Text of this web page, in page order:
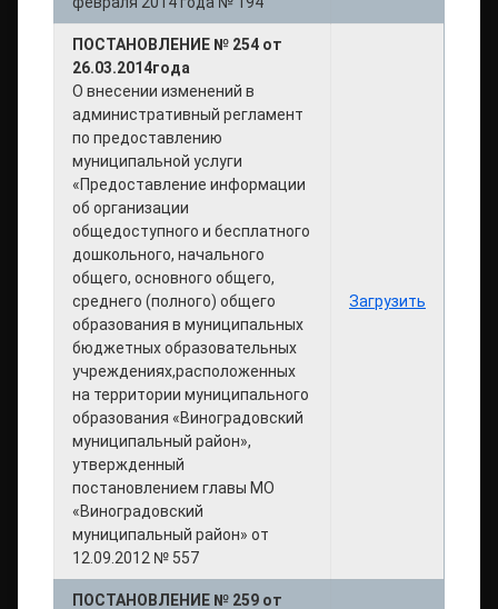
ПОСТАНОВЛЕНИЕ № 254 от
26.03.2014года
О внесении изменений в
административный регламент
по предоставлению
муниципальной услуги
«Предоставление информации
об организации
общедоступного и бесплатного
дошкольного, начального
общего, основного общего,
среднего (полного) общего
образования в муниципальных
бюджетных образовательных
учреждениях,расположенных
на территории муниципального
образования «Виноградовский
муниципальный район»,
утвержденный
постановлением главы МО
«Виноградовский
муниципальный район» от
12.09.2012 № 557
Загрузить
ПОСТАНОВЛЕНИЕ № 259 от